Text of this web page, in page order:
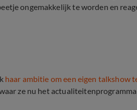
ongemakkelijk te worden en
van de Dag
haar ambitie om een eigen talkshow
ze nu het